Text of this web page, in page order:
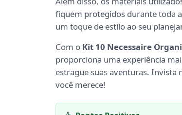
fiquem protegidos durante toda
um toque de estilo ao seu
Com o Kit 10 Necessaire
proporciona uma experiência
estrague suas aventuras. Invista
você merece!